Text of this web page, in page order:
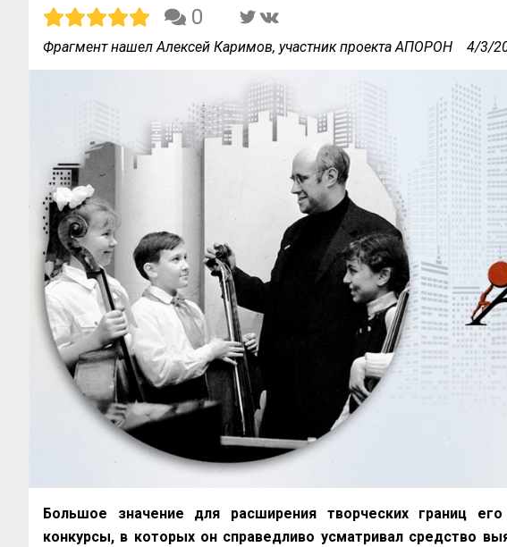
0
Фрагмент нашел Алексей Каримов, участник проекта АПОРОН 4/3/
Большое значение для расширения творческих границ
конкурсы, в которых он справедливо усматривал средство